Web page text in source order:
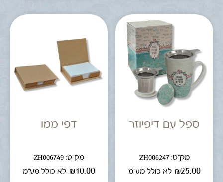
ספל עם דיפיוזר
מק"ט: ZH006247
₪25.00 לא כולל מע"מ
דפי ממו
מק"ט: ZH006749
₪10.00 לא כולל מע"מ